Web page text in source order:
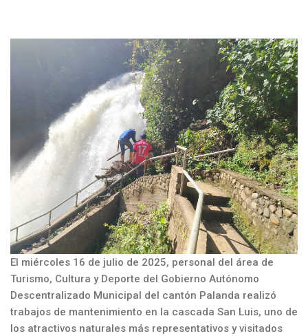
El miércoles 16 de julio de 2025, personal del área de
Turismo, Cultura y Deporte del Gobierno Autónomo
Descentralizado Municipal del cantón Palanda realizó
trabajos de mantenimiento en la cascada San Luis, uno de
los atractivos naturales más representativos y visitados